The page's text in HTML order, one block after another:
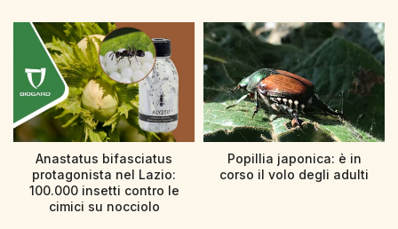
Anastatus bifasciatus
protagonista nel Lazio:
100.000 insetti contro le
cimici su nocciolo
Popillia japonica: è in
corso il volo degli adulti